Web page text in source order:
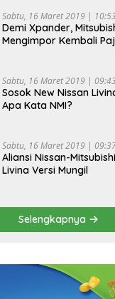
Sabtu, 16 Maret 2019 |
Demi Xpander,
Mengimpor Kembali
Sabtu, 16 Maret 2019 |
Sosok New Nissan
Apa Kata NMI?
Sabtu, 16 Maret 2019 |
Aliansi Nissan-
Livina Versi Mungil
Selengkapnya